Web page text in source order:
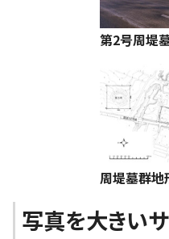
第2号周堤
周堤墓群地
写真を大きい